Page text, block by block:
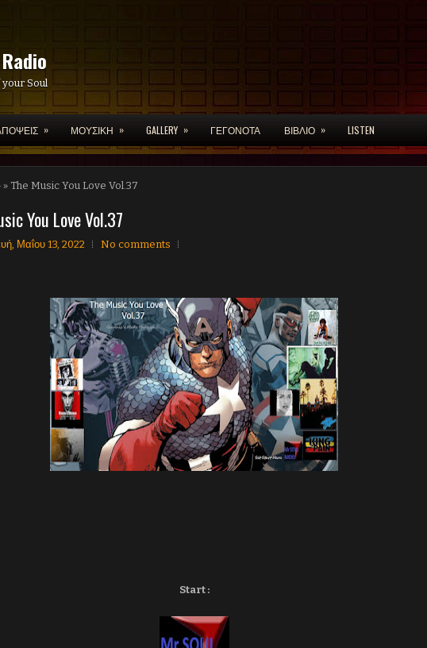
Soul
» ΜΟΥΣΙΚΗ » GALLERY » ΓΕΓΟΝΟΤΑ ΒΙΒΛΙΟ » LISTEN
» The Music You Love Vol.37
You Love Vol.37
Μαΐου 13, 2022 No comments
Start :